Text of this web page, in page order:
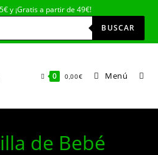
y ¡Gratis a partir de 49€!
BUSCAR
0 0,00€ Menú
de Bebé